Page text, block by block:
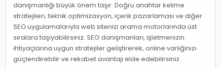
danışmanlığı büyük önem taşır. Doğru anahtar kelime
stratejileri, teknik optimizasyon, içerik pazarlaması ve diğer
SEO uygulamalarıyla web sitenizi arama motorlarında üst
sıralara taşıyabilirsiniz. SEO danışmanları, işletmenizin
ihtiyaçlarına uygun stratejiler geliştirerek, online varlığınızı
güçlendirebilir ve rekabet avantajı elde edebilirsiniz.